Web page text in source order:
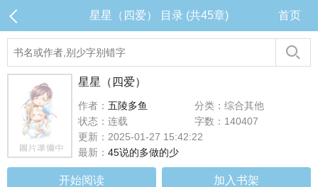
星星（四爱） 目录 (共45章) 首页
星星（四爱）
作者： 五陵多鱼
分类：综合其他
状态：连载
字数：140407
更新：2025-01-27 15:42:22
最新： 45说的多做的少
开始阅读 加入书架